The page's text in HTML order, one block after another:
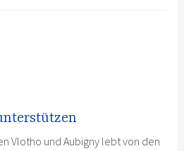
Vlotho und Aubigny lebt von den